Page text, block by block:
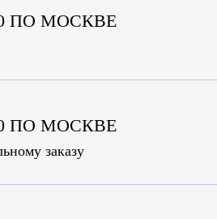
ПО МОСКВЕ
ПО МОСКВЕ
заказу